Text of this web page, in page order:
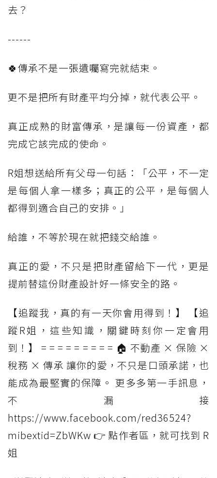
去？
------
🍀傳承不是一張遺囑寫完就結束。
更不是把所有財產平均分掉，就代表公平。
真正成熟的財富傳承，是讓每一份資產，都
完成它該完成的使命。
R姐想送給所有父母一句話：「公平，不一定
是每個人拿一樣多；真正的公平，是每個人
都得到適合自己的安排。」
給誰，不等於現在就把錢交給誰。
真正的愛，不只是把財產留給下一代，更是
提前替這份財產設計好一條安全的路。
【追蹤我，真的有一天你會用得到！】 【追
蹤R姐，這些知識，關鍵時刻你一定會用
到！】 = = = = = = = = = 🏠 不動產 × 保險 ×
稅務 × 傳承 讓你的愛，不只是口頭承諾，也
能成為最堅實的保障。 更多多第一手訊息，
不漏接
https://www.facebook.com/red36524?
mibextid=ZbWKw 👉 點作者區，就可找到 R
姐